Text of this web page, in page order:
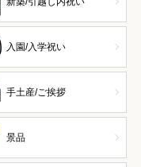
入園/入学祝い
手土産/ご挨拶
景品